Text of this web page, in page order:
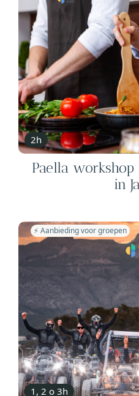
2h
Paella
in
1, 2 o 3h
⚡️ Aanbieding voor groepen